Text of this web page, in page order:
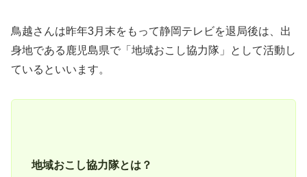
鳥越さんは昨年3月末をもって静岡テレビを退局後は、出
身地である鹿児島県で「地域おこし協力隊」として活動し
ているといいます。
地域おこし協力隊とは？